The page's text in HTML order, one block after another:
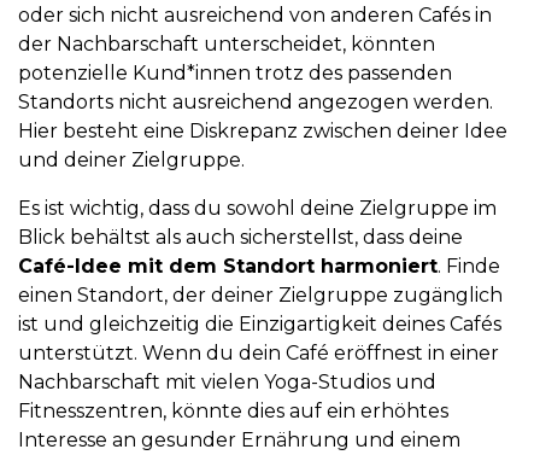
oder sich nicht ausreichend von anderen Cafés in
der Nachbarschaft unterscheidet, könnten
potenzielle Kund*innen trotz des passenden
Standorts nicht ausreichend angezogen werden.
Hier besteht eine Diskrepanz zwischen deiner Idee
und deiner Zielgruppe.
Es ist wichtig, dass du sowohl deine Zielgruppe im
Blick behältst als auch sicherstellst, dass deine
Café-Idee mit dem Standort harmoniert. Finde
einen Standort, der deiner Zielgruppe zugänglich
ist und gleichzeitig die Einzigartigkeit deines Cafés
unterstützt. Wenn du dein Café eröffnest in einer
Nachbarschaft mit vielen Yoga-Studios und
Fitnesszentren, könnte dies auf ein erhöhtes
Interesse an gesunder Ernährung und einem